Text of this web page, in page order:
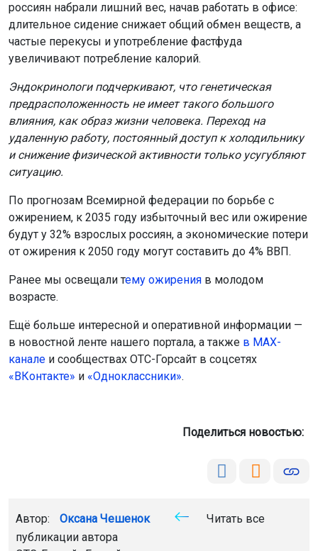
россиян набрали лишний вес, начав работать в офисе:
длительное сидение снижает общий обмен веществ, а
частые перекусы и употребление фастфуда
увеличивают потребление калорий.
Эндокринологи подчеркивают, что генетическая
предрасположенность не имеет такого большого
влияния, как образ жизни человека. Переход на
удаленную работу, постоянный доступ к холодильнику
и снижение физической активности только усугубляют
ситуацию.
По прогнозам Всемирной федерации по борьбе с
ожирением, к 2035 году избыточный вес или ожирение
будут у 32% взрослых россиян, а экономические потери
от ожирения к 2050 году могут составить до 4% ВВП.
Ранее мы освещали тему ожирения в молодом
возрасте.
Ещё больше интересной и оперативной информации —
в новостной ленте нашего портала, а также в МАХ-
канале и сообществах ОТС-Горсайт в соцсетях
«ВКонтакте» и «Одноклассники».
Поделиться новостью:
Автор: Оксана Чешенок
Читать все
публикации автора